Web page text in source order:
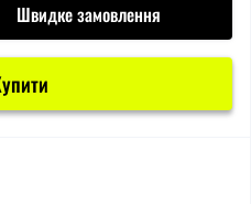
Швидке замовлення